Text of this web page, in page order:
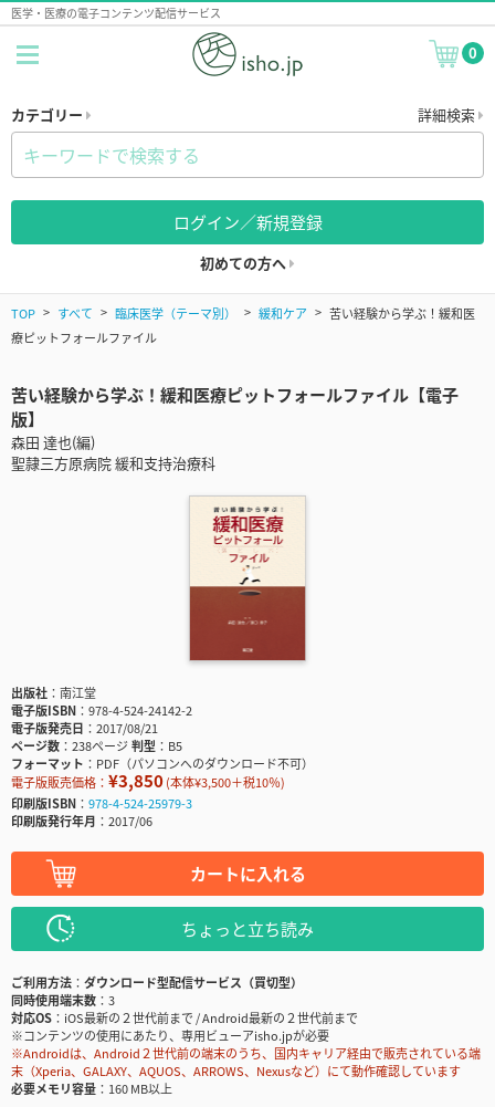
医学・医療の電子コンテンツ配信サービス
0
カテゴリー 詳細検索
ログイン／新規登録
初めての方へ
TOP すべて 臨床医学（テーマ別） 緩和ケア
苦い経験から学ぶ！緩和医
療ピットフォールファイル
苦い経験から学ぶ！緩和医療ピットフォールファイル【電子
版】
森田 達也(編)
聖隷三方原病院 緩和支持治療科
出版社
南江堂
電子版ISBN
978-4-524-24142-2
電子版発売日
2017/08/21
ページ数
238ページ判型
B5
フォーマット
PDF（パソコンへのダウンロード不可）
電子版販売価格： ¥3,850(本体¥3,500＋税10％)
印刷版ISBN
978-4-524-25979-3
印刷版発行年月
2017/06
カートに入れる
ちょっと立ち読み
ご利用方法
ダウンロード型配信サービス（買切型）
同時使用端末数
3
対応OS
iOS最新の２世代前まで / Android最新の２世代前まで
※コンテンツの使用にあたり、専用ビューアisho.jpが必要
※Androidは、Android２世代前の端末のうち、国内キャリア経由で販売されている端
末（Xperia、GALAXY、AQUOS、ARROWS、Nexusなど）にて動作確認しています
必要メモリ容量
160 MB以上